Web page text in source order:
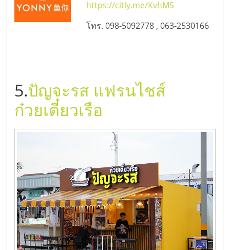
https://citly.me/KvhMS
โทร. 098-5092778 , 063-2530166
5.ปัญจะรส แฟรนไชส์
ก๋วยเตี๋ยวเรือ